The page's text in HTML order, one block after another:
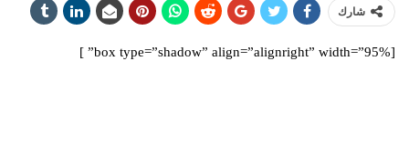
شارك
[box type=”shadow” align=”alignright” width=”95%” ]